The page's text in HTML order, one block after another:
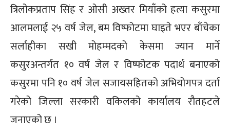
त्रिलोकप्रताप सिंह र ओसी अख्तर मियाँको हत्या कसुरमा
आलमलाई २५ वर्ष जेल, बम विष्फोटमा घाइते भएर बाँचेका
सर्लाहीका सखी मोहम्मदको केसमा ज्यान मार्ने
कसुरअन्तर्गत १० वर्ष जेल र विष्फोटक पदार्थ बनाएको
कसुरमा पनि १० वर्ष जेल सजायसहितको अभियोगपत्र दर्ता
गरेको जिल्ला सरकारी वकिलको कार्यालय रौतहटले
जनाएको छ ।